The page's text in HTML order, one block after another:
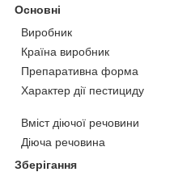
Основні
Виробник
Країна виробник
Препаративна форма
Характер дії пестициду
Вміст діючої речовини
Діюча речовина
Зберігання